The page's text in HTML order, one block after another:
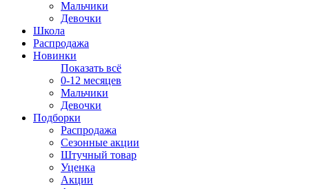
Мальчики
Девочки
Школа
Распродажа
Новинки
Показать всё
0-12 месяцев
Мальчики
Девочки
Подборки
Распродажа
Сезонные акции
Штучный товар
Уценка
Акции